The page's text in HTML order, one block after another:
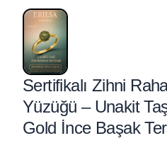
Sertifikalı Zihni
Yüzüğü – Unakit
Gold İnce Başak